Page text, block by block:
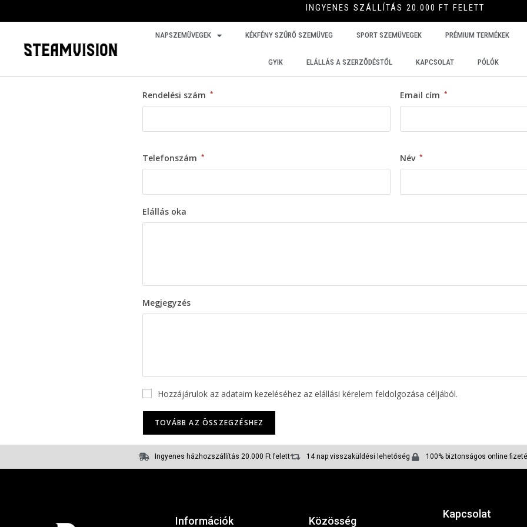
INGYENES SZÁLLÍTÁS 20.000 FT FELETT
NAPSZEMÜVEGEK KÉKFÉNY SZŰRŐ SZEMÜVEG SPORT SZEMÜVEGEK PRÉMIUM TERMÉKEK
GYIK ELÁLLÁS A SZERZŐDÉSTŐL KAPCSOLAT PÓLÓK
Rendelési szám * Email cím *
Telefonszám * Név *
Elállás oka
Megjegyzés
Hozzájárulok az adataim kezeléséhez az elállási kérelem feldolgozása céljából.
TOVÁBB AZ ÖSSZEGZÉSHEZ
Ingyenes házhozszállítás 20.000 Ft felett 14 nap visszaküldési lehetőség 100% biztonságos online
Információk Közösség
Kapcsolat